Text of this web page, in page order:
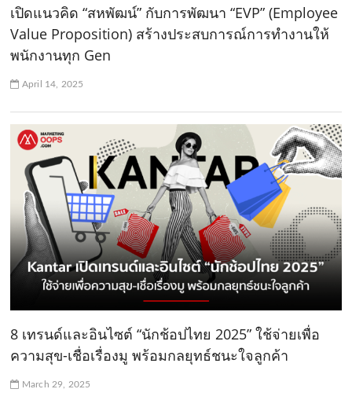
เปิดแนวคิด “สหพัฒน์” กับการพัฒนา “EVP” (Employee
Value Proposition) สร้างประสบการณ์การทำงานให้
พนักงานทุก Gen
April 14, 2025
8 เทรนด์และอินไซต์ “นักช้อปไทย 2025” ใช้จ่ายเพื่อ
ความสุข-เชื่อเรื่องมู พร้อมกลยุทธ์ชนะใจลูกค้า
March 29, 2025